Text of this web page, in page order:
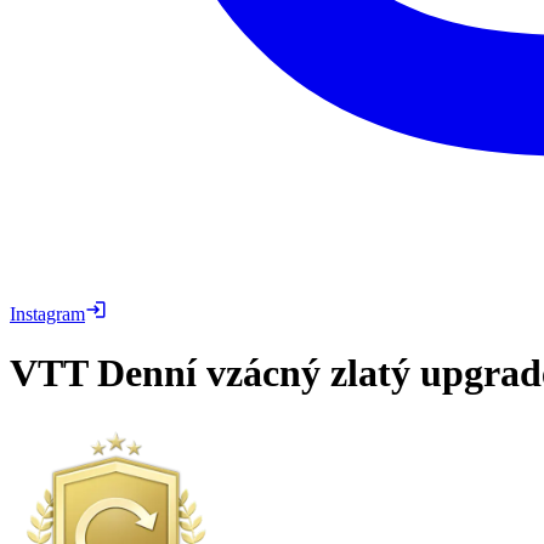
Instagram
VTT Denní vzácný zlatý